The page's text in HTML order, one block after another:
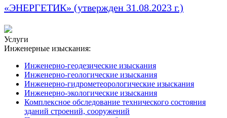
«ЭНЕРГЕТИК» (утвержден 31.08.2023 г.)
Услуги
Инженерные изыскания:
Инженерно-геодезические изыскания
Инженерно-геологические изыскания
Инженерно-гидрометеорологические изыскания
Инженерно-экологические изыскания
Комплексное обследование технического состояния
зданий строений, сооружений